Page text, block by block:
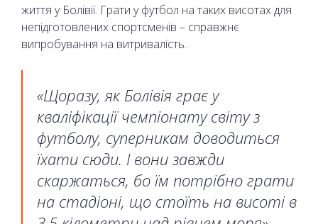
життя у Болівії. Грати у футбол на таких висотах для
непідготовлених спортсменів – справжнє
випробування на витривалість.
«Щоразу, як Болівія грає у
кваліфікації чемпіонату світу з
футболу, суперникам доводиться
їхати сюди. І вони завжди
скаржаться, бо їм потрібно грати
на стадіоні, що стоїть на висоті в